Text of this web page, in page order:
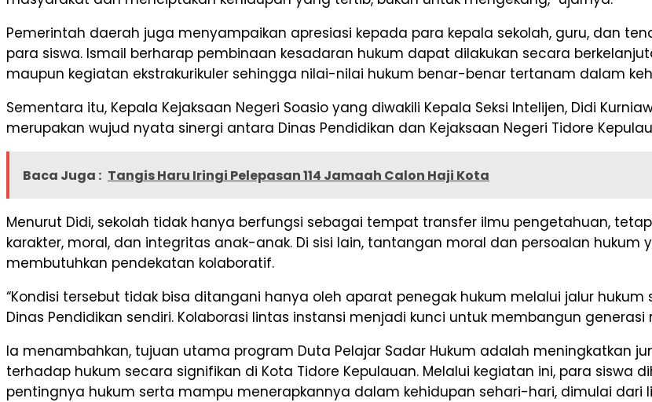
Pemerintah daerah juga menyampaikan apresiasi kepada para kepala sekolah, guru, dan
para siswa. Ismail berharap pembinaan kesadaran hukum dapat dilakukan secara
maupun kegiatan ekstrakurikuler sehingga nilai-nilai hukum benar-benar tertanam dalam
Sementara itu, Kepala Kejaksaan Negeri Soasio yang diwakili Kepala Seksi Intelijen, Didi
merupakan wujud nyata sinergi antara Dinas Pendidikan dan Kejaksaan Negeri Tidore
Baca Juga : Tangis Haru Iringi Pelepasan 114 Jamaah Calon Haji Kota
Menurut Didi, sekolah tidak hanya berfungsi sebagai tempat transfer ilmu pengetahuan,
karakter, moral, dan integritas anak-anak. Di sisi lain, tantangan moral dan persoalan
membutuhkan pendekatan kolaboratif.
“Kondisi tersebut tidak bisa ditangani hanya oleh aparat penegak hukum melalui jalur
Dinas Pendidikan sendiri. Kolaborasi lintas instansi menjadi kunci untuk membangun
Ia menambahkan, tujuan utama program Duta Pelajar Sadar Hukum adalah meningkatkan
terhadap hukum secara signifikan di Kota Tidore Kepulauan. Melalui kegiatan ini, para
pentingnya hukum serta mampu menerapkannya dalam kehidupan sehari-hari, dimulai dari